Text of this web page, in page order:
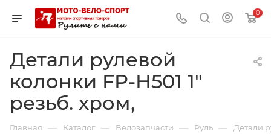
0
Детали рулевой
колонки FP-H501 1"
резьб. хром,
Главная — Каталог — Велозапчасти — Руль — Детали